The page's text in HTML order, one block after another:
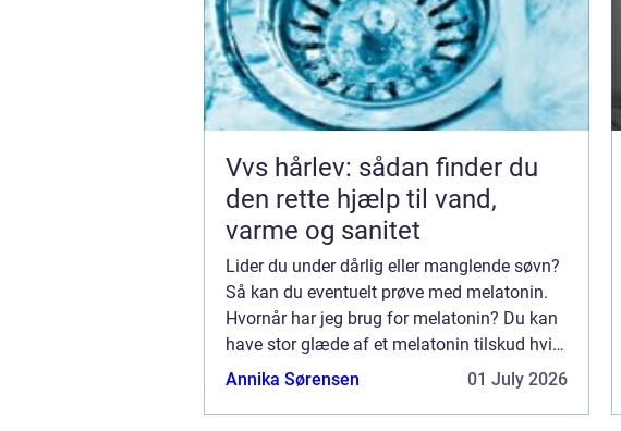
Vvs hårlev: sådan finder du
den rette hjælp til vand,
varme og sanitet
Lider du under dårlig eller manglende søvn?
Så kan du eventuelt prøve med melatonin.
Hvornår har jeg brug for melatonin? Du kan
have stor glæde af et melatonin tilskud hvis
din søvn rytme er forstyrret eller din søvn er
Annika Sørensen 01 July 2026